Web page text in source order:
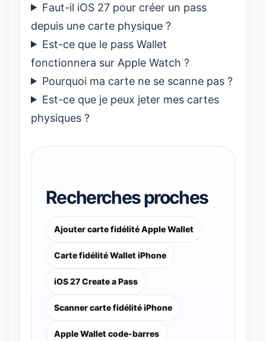
Faut-il iOS 27 pour créer un pass
depuis une carte physique ?
Est-ce que le pass Wallet
fonctionnera sur Apple Watch ?
Pourquoi ma carte ne se scanne pas ?
Est-ce que je peux jeter mes cartes
physiques ?
Recherches proches
Ajouter carte fidélité Apple Wallet
Carte fidélité Wallet iPhone
iOS 27 Create a Pass
Scanner carte fidélité iPhone
Apple Wallet code-barres